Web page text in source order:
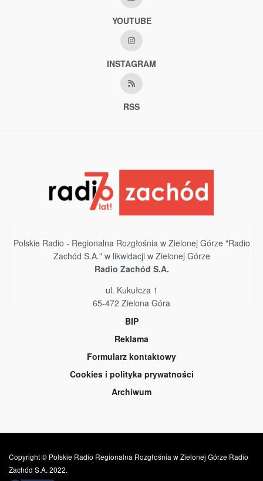
YOUTUBE
INSTAGRAM
RSS
Polskie Radio - Regionalna Rozgłośnia w Zielonej Górze "Radio
Zachód S.A." w likwidacji w Zielonej Górze
Radio Zachód S.A.
ul. Kukułcza 1
65-472 Zielona Góra
BIP
Reklama
Formularz kontaktowy
Cookies i polityka prywatności
Archiwum
Copyright © Polskie Radio Regionalna Rozgłośnia w Zielonej Górze Radio
Zachód S.A. 2022.